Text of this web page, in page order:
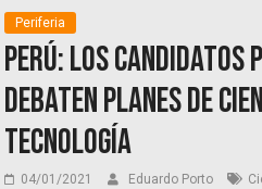
Periferia
Perú: Los candidatos
debaten planes de
tecnología
04/01/2021 Eduardo Porto